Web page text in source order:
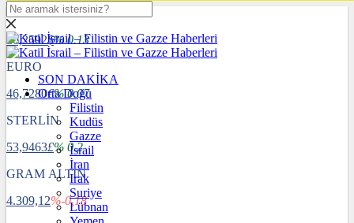
DOLAR
40,2592$% 0.13
EURO
46,7280€% 0.07
STERLİN
53,9463£% 0.2
GRAM ALTIN
4.309,12%-0,18
SON DAKİKA
Orta Doğu
Filistin
Kudüs
Gazze
İsrail
İran
Irak
Suriye
Lübnan